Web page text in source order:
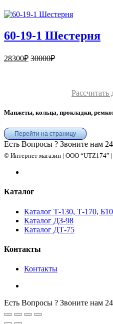
60-19-1 Шестерня
28300₽ 30000₽
Рассчитать
Манжеты, кольца, прокладки,
Перейти на страницу
Есть Вопросы ? Звоните нам
© Интернет магазин | ООО “UTZ174” |
Каталог
Каталог Т-130, Т-170, Б10
Каталог ДЗ-98
Каталог ДТ-75
Контакты
Контакты
Есть Вопросы ? Звоните нам